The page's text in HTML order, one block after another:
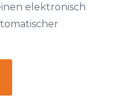
elektronisch